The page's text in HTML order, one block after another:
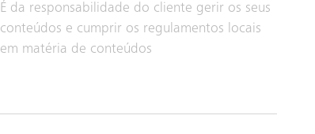
É da responsabilidade do cliente gerir os seus
conteúdos e cumprir os regulamentos locais
em matéria de conteúdos